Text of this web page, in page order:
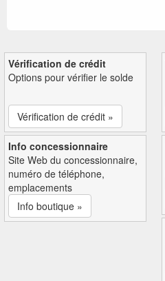
Vérification de crédit
Options pour vérifier le solde
Vérification de crédit »
Info concessionnaire
Site Web du concessionnaire,
numéro de téléphone,
emplacements
Info boutique »